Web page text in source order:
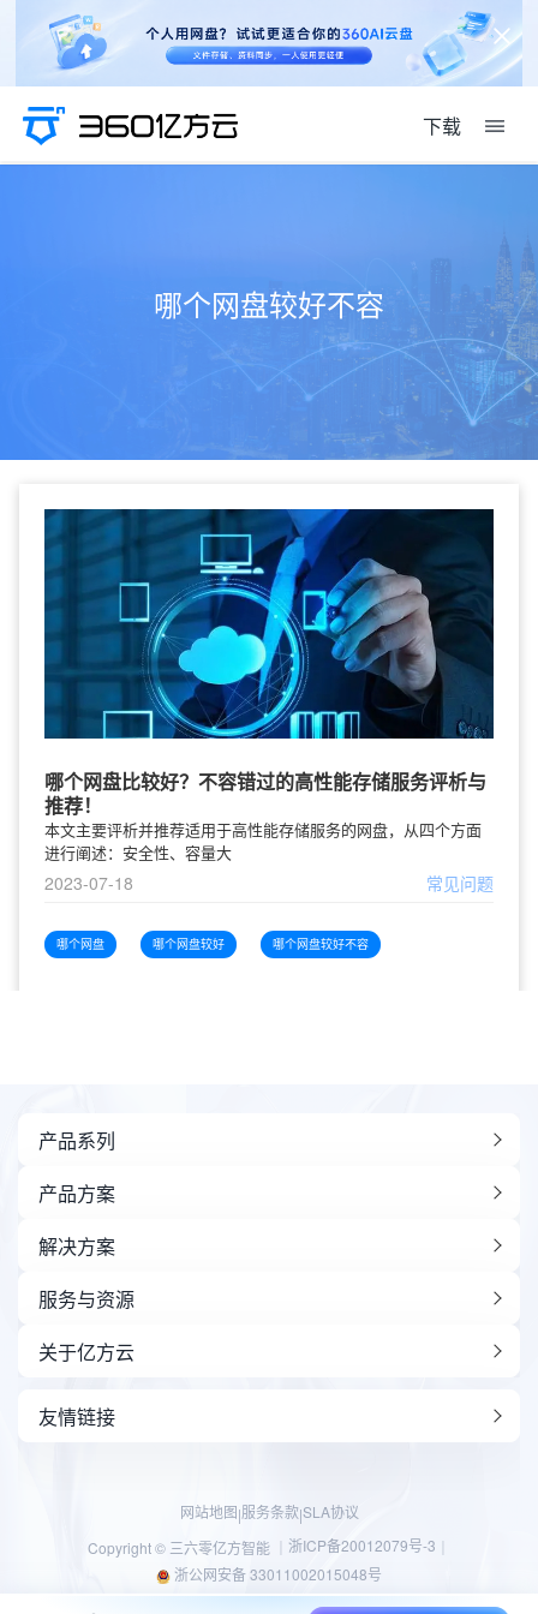
下载
哪个网盘较好不容
哪个网盘比较好？不容错过的高性能存储服务评析与
推荐！
本文主要评析并推荐适用于高性能存储服务的网盘，从四个方面
进行阐述：安全性、容量大
2023-07-18 常见问题
哪个网盘 哪个网盘较好 哪个网盘较好不容
产品系列
产品方案
解决方案
服务与资源
关于亿方云
友情链接
网站地图|服务条款|SLA协议
Copyright © 三六零亿方智能 ｜ 浙ICP备20012079号-3
浙公网安备 33011002015048号